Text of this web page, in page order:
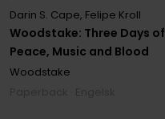
Woodstake: Three Days of
Peace, Music and Blood
Darin S. Cape, Felipe Kroll
Woodstake